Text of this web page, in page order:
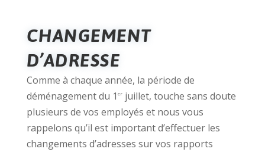
CHANGEMENT
D’ADRESSE
Comme à chaque année, la période de
déménagement du 1 erjuillet, touche sans doute
plusieurs de vos employés et nous vous
rappelons qu’il est important d’effectuer les
changements d’adresses sur vos rapports